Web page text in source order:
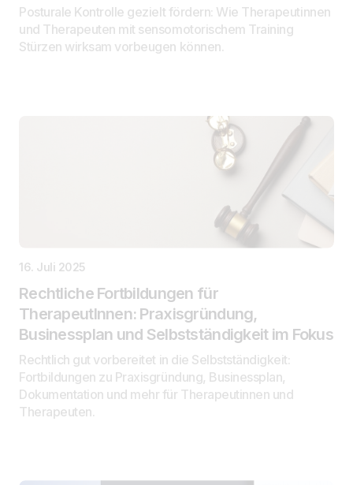
Posturale Kontrolle gezielt fördern: Wie Therapeutinnen
und Therapeuten mit sensomotorischem Training
Stürzen wirksam vorbeugen können.
16. Juli 2025
Rechtliche Fortbildungen für
TherapeutInnen: Praxisgründung,
Businessplan und Selbstständigkeit im Fokus
Rechtlich gut vorbereitet in die Selbstständigkeit:
Fortbildungen zu Praxisgründung, Businessplan,
Dokumentation und mehr für Therapeutinnen und
Therapeuten.